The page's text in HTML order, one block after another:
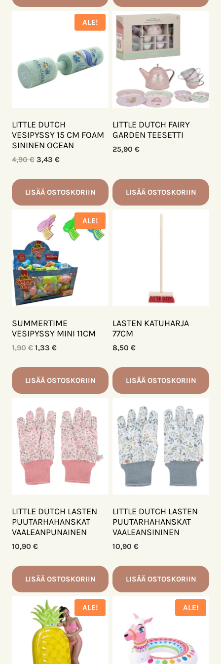
ALE!
LITTLE DUTCH
VESIPYSSY 15 CM FOAM
SININEN OCEAN
4,90€ Alkuperäinen
oli:
4,90 €.
3,43 €Nykyinen
on:
3,43 €.
LISÄÄ OSTOSKORIIN
LITTLE DUTCH FAIRY
GARDEN TEESETTI
25,90 €
LISÄÄ OSTOSKORIIN
ALE!
SUMMERTIME
VESIPYSSY MINI 11CM
1,90€ Alkuperäinen
oli:
1,90 €.
1,33 €Nykyinen
on:
1,33 €.
LISÄÄ OSTOSKORIIN
LASTEN KATUHARJA
77CM
8,50 €
LISÄÄ OSTOSKORIIN
LITTLE DUTCH LASTEN
PUUTARHAHANSKAT
VAALEANPUNAINEN
10,90 €
LISÄÄ OSTOSKORIIN
LITTLE DUTCH LASTEN
PUUTARHAHANSKAT
VAALEANSININEN
10,90 €
LISÄÄ OSTOSKORIIN
ALE! ALE!